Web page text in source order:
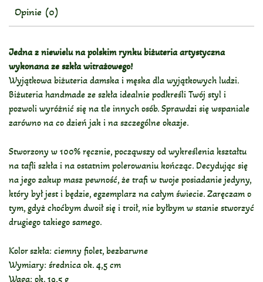
Opinie (0)
Jedna z niewielu na polskim rynku biżuteria artystyczna
wykonana ze szkła witrażowego!
Wyjątkowa biżuteria damska i męska dla wyjątkowych ludzi.
Biżuteria handmade ze szkła idealnie podkreśli Twój styl i
pozwoli wyróżnić się na tle innych osób. Sprawdzi się wspaniale
zarówno na co dzień jak i na szczególne okazje.
Stworzony w 100% ręcznie, począwszy od wykreślenia kształtu
na tafli szkła i na ostatnim polerowaniu kończąc. Decydując się
na jego zakup masz pewność, że trafi w twoje posiadanie jedyny,
który był jest i będzie, egzemplarz na całym świecie. Zaręczam o
tym, gdyż choćbym dwoił się i troił, nie byłbym w stanie stworzyć
drugiego takiego samego.
Kolor szkła: ciemny fiolet, bezbarwne
Wymiary: średnica ok. 4,5 cm
Waga: ok. 19,5 g